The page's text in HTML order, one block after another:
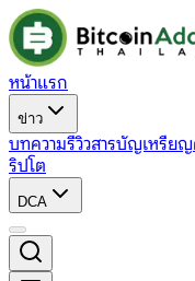
หน้าแรก
ข่าว
บทความรีวิวสารบัญเหรียญ
ริปโต
DCA